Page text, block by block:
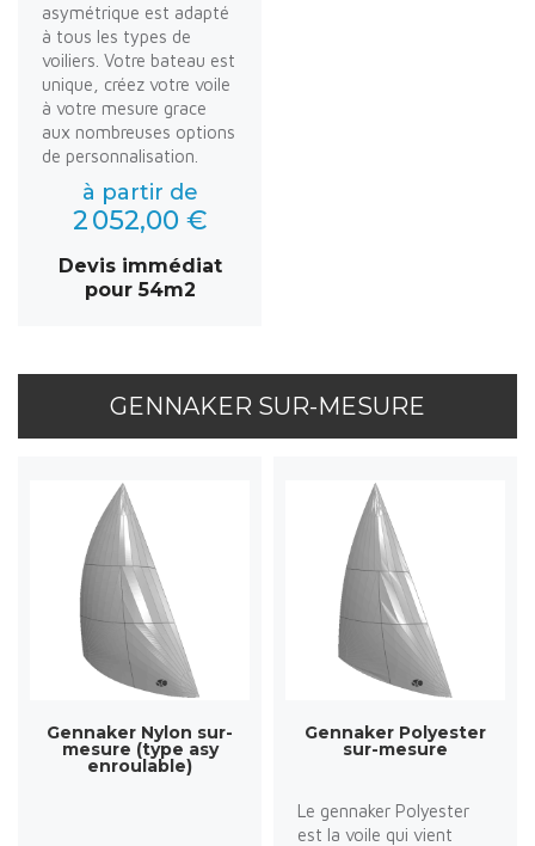
asymétrique est adapté
à tous les types de
voiliers. Votre bateau est
unique, créez votre voile
à votre mesure grace
aux nombreuses options
de personnalisation.
à partir de
2 052,00 €
Devis immédiat
pour 54m2
GENNAKER SUR-MESURE
Gennaker Nylon sur-
mesure (type asy
enroulable)
Gennaker Polyester
sur-mesure
Le gennaker Polyester
est la voile qui vient